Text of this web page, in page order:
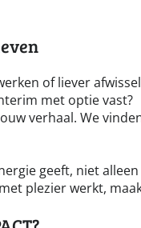
of liever
met optie vast?
verhaal. We
geeft, niet
plezier werkt,